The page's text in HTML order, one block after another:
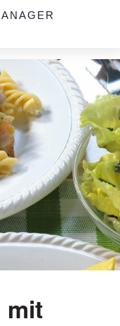
mit